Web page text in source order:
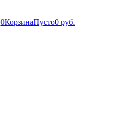
0КорзинаПусто0 руб.